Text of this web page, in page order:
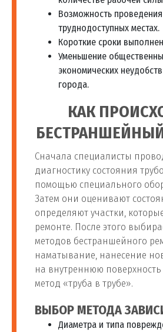
Возможность
труднодоступных местах.
Короткие сроки
Уменьшение
экономических
города.
КАК
Сначала специалисты
диагностику состояния
помощью специального
Затем они оценивают
определяют участки,
ремонте. После этого
методов бестраншейного
наматывание, нанесение
на внутреннюю
метод «труба в трубе».
ВЫБОР МЕТОДА
Диаметра и типа